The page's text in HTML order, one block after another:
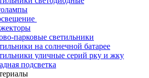
парковые светильники
на солнечной батарее
уличные серий рку и жку
подсветка